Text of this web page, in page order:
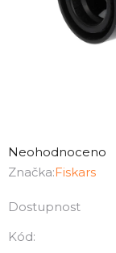
hodnocení
produktu
0,0
z
Neohodnoceno
Značka:Fiskars
Dostupnost
Kód: